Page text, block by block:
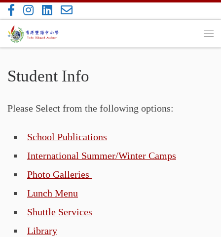
Skip to content
Student Info
Please Select from the following options:
School Publications
International Summer/Winter Camps
Photo Galleries
Lunch Menu
Shuttle Services
Library